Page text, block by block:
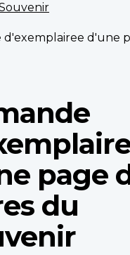
d'une page des
page
du